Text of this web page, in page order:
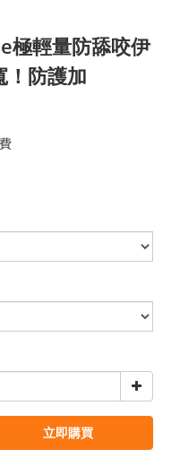
極輕量防舔咬伊
！防護加
立即購買